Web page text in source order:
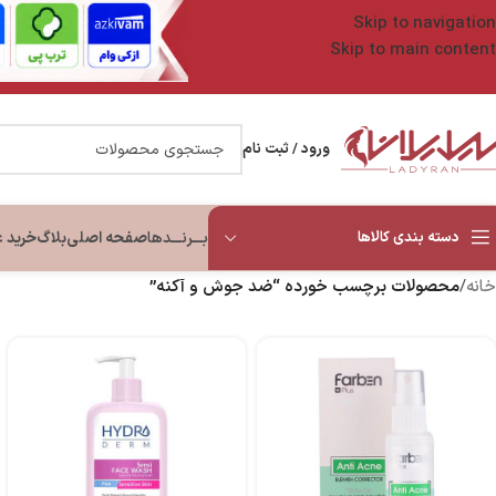
Skip to navigation
Skip to main content
ورود / ثبت نام
دسته بندی کالاها
ضد آفتاب
ضد جوش و آکنه
سرم صورت
ضد لک و روشن کننده
شوینده صورت
دستمال مرطوب
تونر و تونیک
پاک کننده آرایش چشم
ضد چروک دور چشم
ضد تیرگی و پف دور چشم
مرطوب کننده دور چشم
بـــرنـــدهاصفحه اصلیبلاگخرید
خانه/محصولات برچسب خورده “ضد جوش و آکنه”